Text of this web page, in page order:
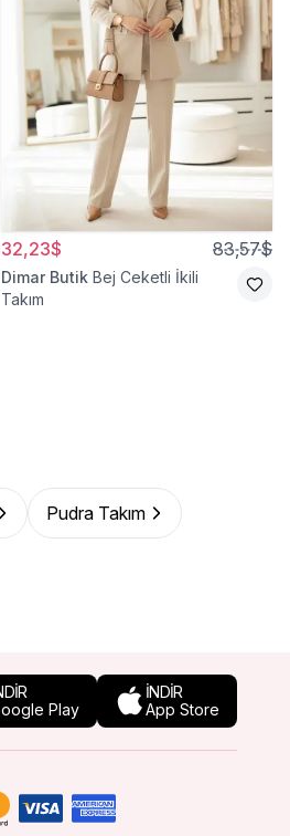
32,23$ 83,57$
Dimar Butik Bej Ceketli İkili
Takım
Pudra Takım
Play
İNDİR
App Store